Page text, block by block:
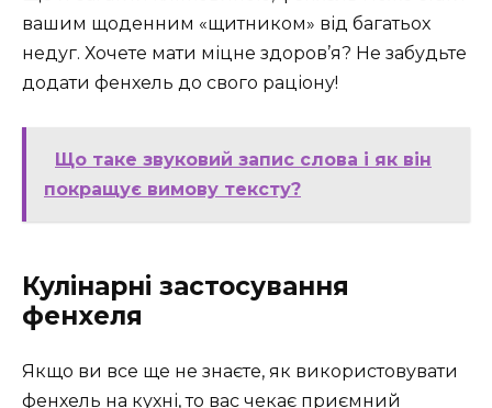
вашим щоденним «щитником» від багатьох
недуг. Хочете мати міцне здоров’я? Не забудьте
додати фенхель до свого раціону!
Що таке звуковий запис слова і як він
покращує вимову тексту?
Кулінарні застосування
фенхеля
Якщо ви все ще не знаєте, як використовувати
фенхель на кухні, то вас чекає приємний